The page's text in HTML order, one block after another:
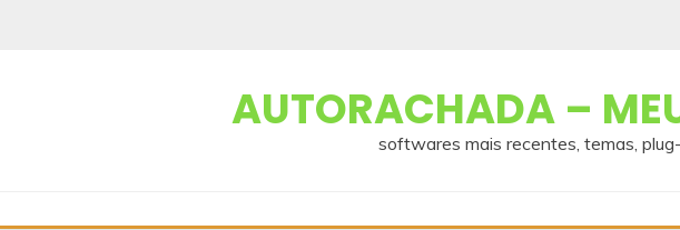
AUTORACHADA –
softwares mais recentes, temas,